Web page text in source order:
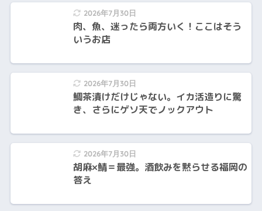
2026年7月30日
肉、魚、迷ったら両方いく！ここはそう
いうお店
2026年7月30日
鯛茶漬けだけじゃない。イカ活造りに驚
き、さらにゲソ天でノックアウト
2026年7月30日
胡麻×鯖＝最強。酒飲みを黙らせる福岡の
答え